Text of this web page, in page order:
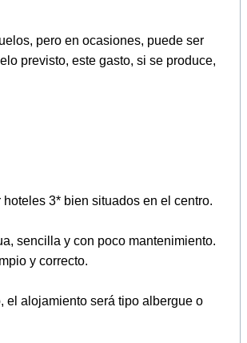
pero en ocasiones, puede ser
previsto, este gasto, si se produce,
3* bien situados en el centro.
sencilla y con poco mantenimiento.
y correcto.
el alojamiento será tipo albergue o